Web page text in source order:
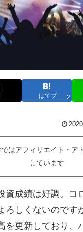
はてブ 2
はアフィリエイト・ア
しています
資成績は好調。コ
ろしくないのです
を更新しており、